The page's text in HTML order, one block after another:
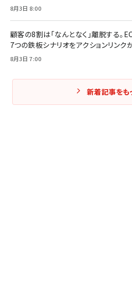
8月3日 8:00
顧客の8割は「なんとなく」離脱する。
7つの鉄板シナリオをアクションリンク
8月3日 7:00
新着記事をも